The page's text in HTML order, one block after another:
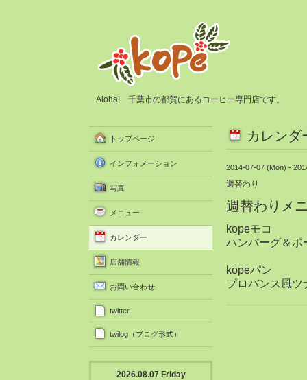
Aloha! 千葉市の都賀にあるコーヒー専門店です。
カレンダ
2014-07-07 (Mon) -
週替わり
週替わりメ
kopeモコ
ハンバーグ＆ポ
kopeパン
プロバンス風ツ
トップページ
インフォメーション
写真
メニュー
カレンダー
店舗情報
お問い合わせ
twitter
twilog（ブログ形式）
2026.08.07 Friday